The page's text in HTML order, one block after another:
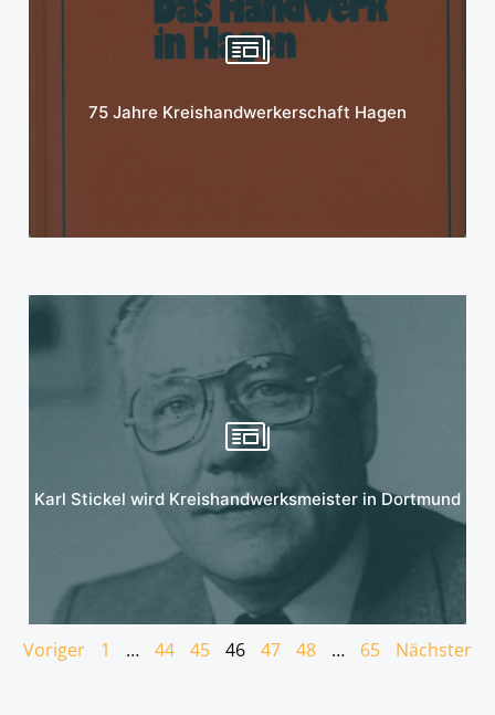
75 Jahre Kreishandwerkerschaft Hagen
Karl Stickel wird Kreishandwerksmeister in Dortmund
Mehr erfahren
Voriger 1 … 44 45 46 47 48 … 65 Nächster